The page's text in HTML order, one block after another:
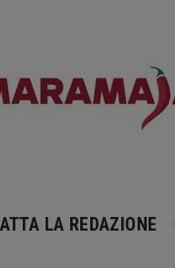
LA REDAZIONE